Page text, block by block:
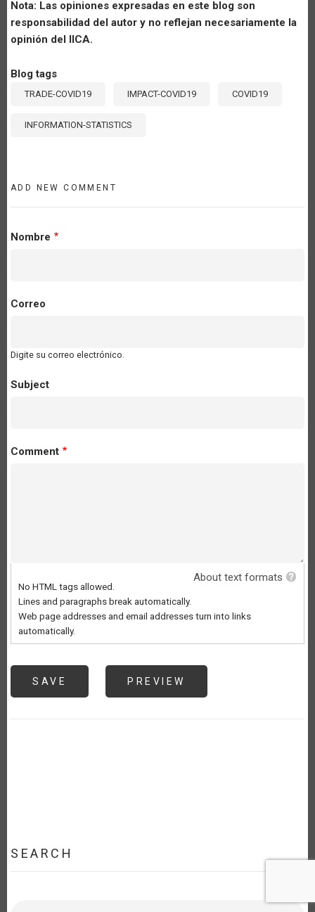
Nota: Las opiniones expresadas en este blog son
responsabilidad del autor y no reflejan necesariamente la
opinión del IICA.
Blog tags
TRADE-COVID19 IMPACT-COVID19 COVID19
INFORMATION-STATISTICS
ADD NEW COMMENT
Nombre
Correo
Digite su correo electrónico.
Subject
Comment
About text formats
No HTML tags allowed.
Lines and paragraphs break automatically.
Web page addresses and email addresses turn into links
automatically.
SEARCH